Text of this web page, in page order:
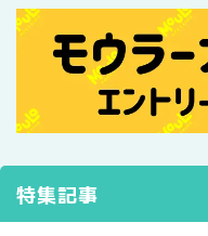
特集記事